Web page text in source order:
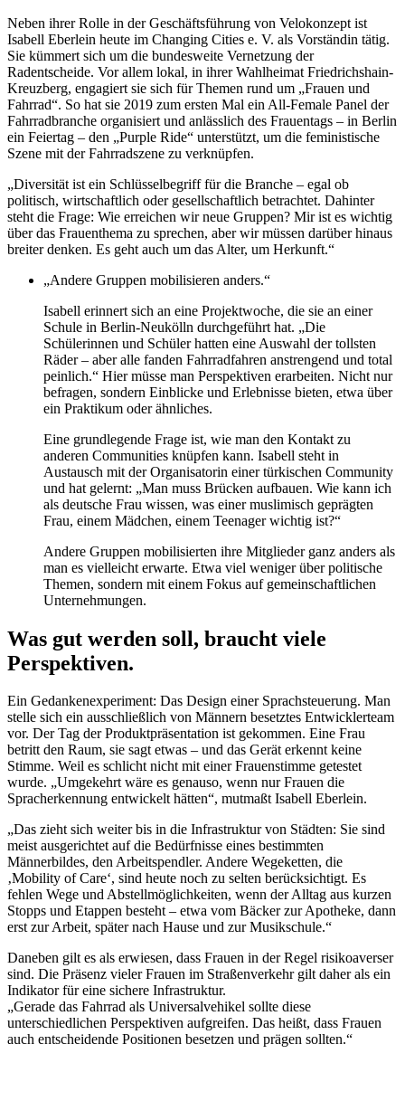
Neben ihrer Rolle in der Geschäftsführung von Velokonzept ist
Isabell Eberlein heute im Changing Cities e. V. als Vorständin tätig.
Sie kümmert sich um die bundesweite Vernetzung der
Radentscheide. Vor allem lokal, in ihrer Wahlheimat Friedrichshain-
Kreuzberg, engagiert sie sich für Themen rund um „Frauen und
Fahrrad“. So hat sie 2019 zum ersten Mal ein All-Female Panel der
Fahrradbranche organisiert und anlässlich des Frauentags – in Berlin
ein Feiertag – den „Purple Ride“ unterstützt, um die feministische
Szene mit der Fahrradszene zu verknüpfen.
„Diversität ist ein Schlüsselbegriff für die Branche – egal ob
politisch, wirtschaftlich oder gesellschaftlich betrachtet. Dahinter
steht die Frage: Wie erreichen wir neue Gruppen? Mir ist es wichtig
über das Frauenthema zu sprechen, aber wir müssen darüber hinaus
breiter denken. Es geht auch um das Alter, um Herkunft.“
„Andere Gruppen mobilisieren anders.“
Isabell erinnert sich an eine Projektwoche, die sie an einer
Schule in Berlin-Neukölln durchgeführt hat. „Die
Schülerinnen und Schüler hatten eine Auswahl der tollsten
Räder – aber alle fanden Fahrradfahren anstrengend und total
peinlich.“ Hier müsse man Perspektiven erarbeiten. Nicht nur
befragen, sondern Einblicke und Erlebnisse bieten, etwa über
ein Praktikum oder ähnliches.
Eine grundlegende Frage ist, wie man den Kontakt zu
anderen Communities knüpfen kann. Isabell steht in
Austausch mit der Organisatorin einer türkischen Community
und hat gelernt: „Man muss Brücken aufbauen. Wie kann ich
als deutsche Frau wissen, was einer muslimisch geprägten
Frau, einem Mädchen, einem Teenager wichtig ist?“
Andere Gruppen mobilisierten ihre Mitglieder ganz anders als
man es vielleicht erwarte. Etwa viel weniger über politische
Themen, sondern mit einem Fokus auf gemeinschaftlichen
Unternehmungen.
Was gut werden soll, braucht viele
Perspektiven.
Ein Gedankenexperiment: Das Design einer Sprachsteuerung. Man
stelle sich ein ausschließlich von Männern besetztes Entwicklerteam
vor. Der Tag der Produktpräsentation ist gekommen. Eine Frau
betritt den Raum, sie sagt etwas – und das Gerät erkennt keine
Stimme. Weil es schlicht nicht mit einer Frauenstimme getestet
wurde. „Umgekehrt wäre es genauso, wenn nur Frauen die
Spracherkennung entwickelt hätten“, mutmaßt Isabell Eberlein.
„Das zieht sich weiter bis in die Infrastruktur von Städten: Sie sind
meist ausgerichtet auf die Bedürfnisse eines bestimmten
Männerbildes, den Arbeitspendler. Andere Wegeketten, die
‚Mobility of Care‘, sind heute noch zu selten berücksichtigt. Es
fehlen Wege und Abstellmöglichkeiten, wenn der Alltag aus kurzen
Stopps und Etappen besteht – etwa vom Bäcker zur Apotheke, dann
erst zur Arbeit, später nach Hause und zur Musikschule.“
Daneben gilt es als erwiesen, dass Frauen in der Regel risikoaverser
sind. Die Präsenz vieler Frauen im Straßenverkehr gilt daher als ein
Indikator für eine sichere Infrastruktur.
„Gerade das Fahrrad als Universalvehikel sollte diese
unterschiedlichen Perspektiven aufgreifen. Das heißt, dass Frauen
auch entscheidende Positionen besetzen und prägen sollten.“